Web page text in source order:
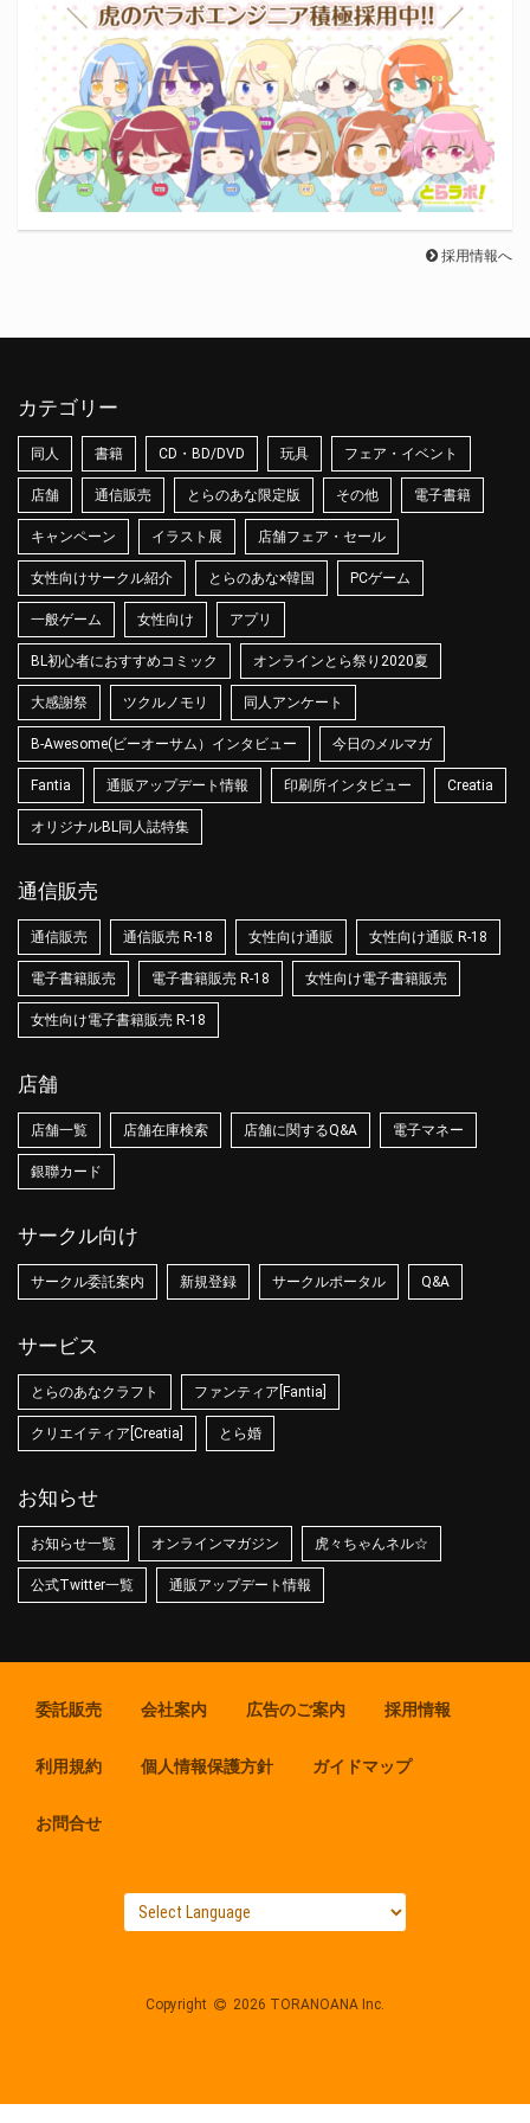
採用情報へ
カテゴリー
同人 書籍 CD・BD/DVD 玩具 フェア・イベント
店舗 通信販売 とらのあな限定版 その他 電子書籍
キャンペーン イラスト展 店舗フェア・セール
女性向けサークル紹介 とらのあな×韓国 PCゲーム
一般ゲーム 女性向け アプリ
BL初心者におすすめコミック オンラインとら祭り2020夏
大感謝祭 ツクルノモリ 同人アンケート
B-Awesome(ビーオーサム）インタビュー 今日のメルマガ
Fantia 通販アップデート情報 印刷所インタビュー Creatia
オリジナルBL同人誌特集
通信販売
通信販売 通信販売 R-18 女性向け通販 女性向け通販 R-18
電子書籍販売 電子書籍販売 R-18 女性向け電子書籍販売
女性向け電子書籍販売 R-18
店舗
店舗一覧 店舗在庫検索 店舗に関するQ&A 電子マネー
銀聯カード
サークル向け
サークル委託案内 新規登録 サークルポータル Q&A
サービス
とらのあなクラフト ファンティア[Fantia]
クリエイティア[Creatia] とら婚
お知らせ
お知らせ一覧 オンラインマガジン 虎々ちゃんネル☆
公式Twitter一覧 通販アップデート情報
委託販売 会社案内 広告のご案内 採用情報
利用規約 個人情報保護方針 ガイドマップ
お問合せ
Copyright 2026 TORANOANA Inc.